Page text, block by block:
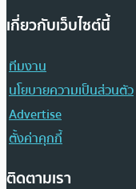
เกี่ยวกับเว็บไซต์นี้
ทีมงาน
นโยบายความเป็นส่วนตัว
Advertise
ตั้งค่าคุกกี้
ติดตามเรา